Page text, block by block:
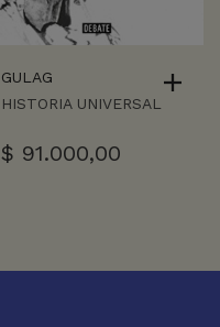
GULAG
HISTORIA UNIVERSAL
$ 91.000,00